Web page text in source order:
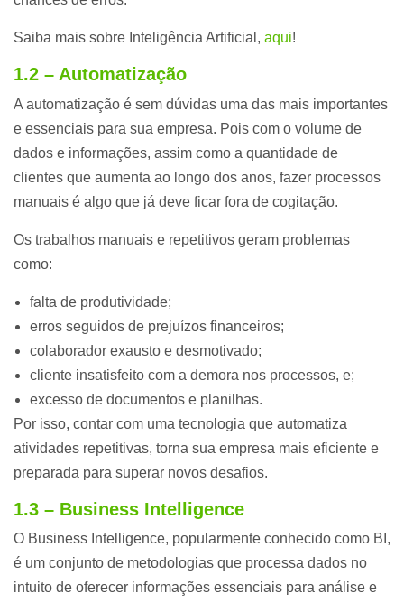
Saiba mais sobre Inteligência Artificial, aqui!
1.2 – Automatização
A automatização é sem dúvidas uma das mais importantes
e essenciais para sua empresa. Pois com o volume de
dados e informações, assim como a quantidade de
clientes que aumenta ao longo dos anos, fazer processos
manuais é algo que já deve ficar fora de cogitação.
Os trabalhos manuais e repetitivos geram problemas
como:
falta de produtividade;
erros seguidos de prejuízos financeiros;
colaborador exausto e desmotivado;
cliente insatisfeito com a demora nos processos, e;
excesso de documentos e planilhas.
Por isso, contar com uma tecnologia que automatiza
atividades repetitivas, torna sua empresa mais eficiente e
preparada para superar novos desafios.
1.3 – Business Intelligence
O Business Intelligence, popularmente conhecido como BI,
é um conjunto de metodologias que processa dados no
intuito de oferecer informações essenciais para análise e